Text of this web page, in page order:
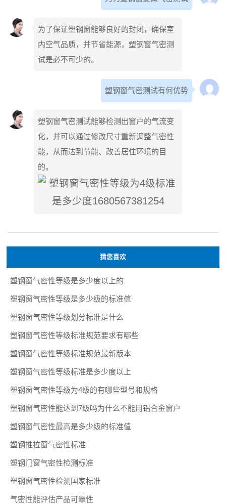
为了保证塑钢窗能够良好的封闭，确保室
内空气品质，并节省能源，塑钢窗气密测
试是必不可少的。
塑钢窗气密测试有何优势
塑钢窗气密测试能够检测出窗户的气流变
化，并可以通过修改尺寸重新调整气密性
能，从而达到节能、改善居住环境的目
的。
猜您喜欢
塑钢窗气密性等级是多少度以上的
塑钢窗气密性等级是多少级的标准值
塑钢窗气密性等级划分标准是什么
塑钢窗气密性等级标准规范要求有哪些
塑钢窗气密性等级标准规范最新版本
塑钢窗气密性等级标准是多少度以上
塑钢窗气密性等级为4级的有哪些型号和规格
塑钢窗气密性能达到7级吗为什么不能用铝合金窗户
塑钢窗气密性最高是多少级的标准值
塑钢推拉窗气密性标准
塑钢门窗气密性检测标准
塑钢窗气密性检测国家标准
气密性能评估产品可靠性